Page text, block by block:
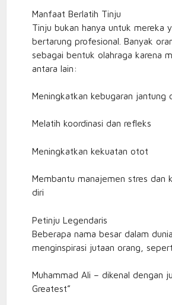
Manfaat Berlatih Tinju
Tinju bukan hanya untuk mereka
bertarung profesional. Banyak
sebagai bentuk olahraga karena
antara lain:
Meningkatkan kebugaran jantung
Melatih koordinasi dan refleks
Meningkatkan kekuatan otot
Membantu manajemen stres dan
diri
Petinju Legendaris
Beberapa nama besar dalam
menginspirasi jutaan orang,
Muhammad Ali – dikenal dengan
Greatest”